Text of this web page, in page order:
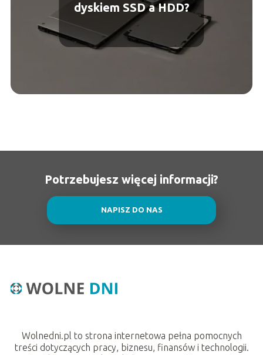
dyskiem SSD a HDD?
Potrzebujesz więcej informacji?
NAPISZ DO NAS
Wolnedni.pl to strona internetowa pełna pomocnych
treści dotyczących pracy, biznesu, finansów i technologii.